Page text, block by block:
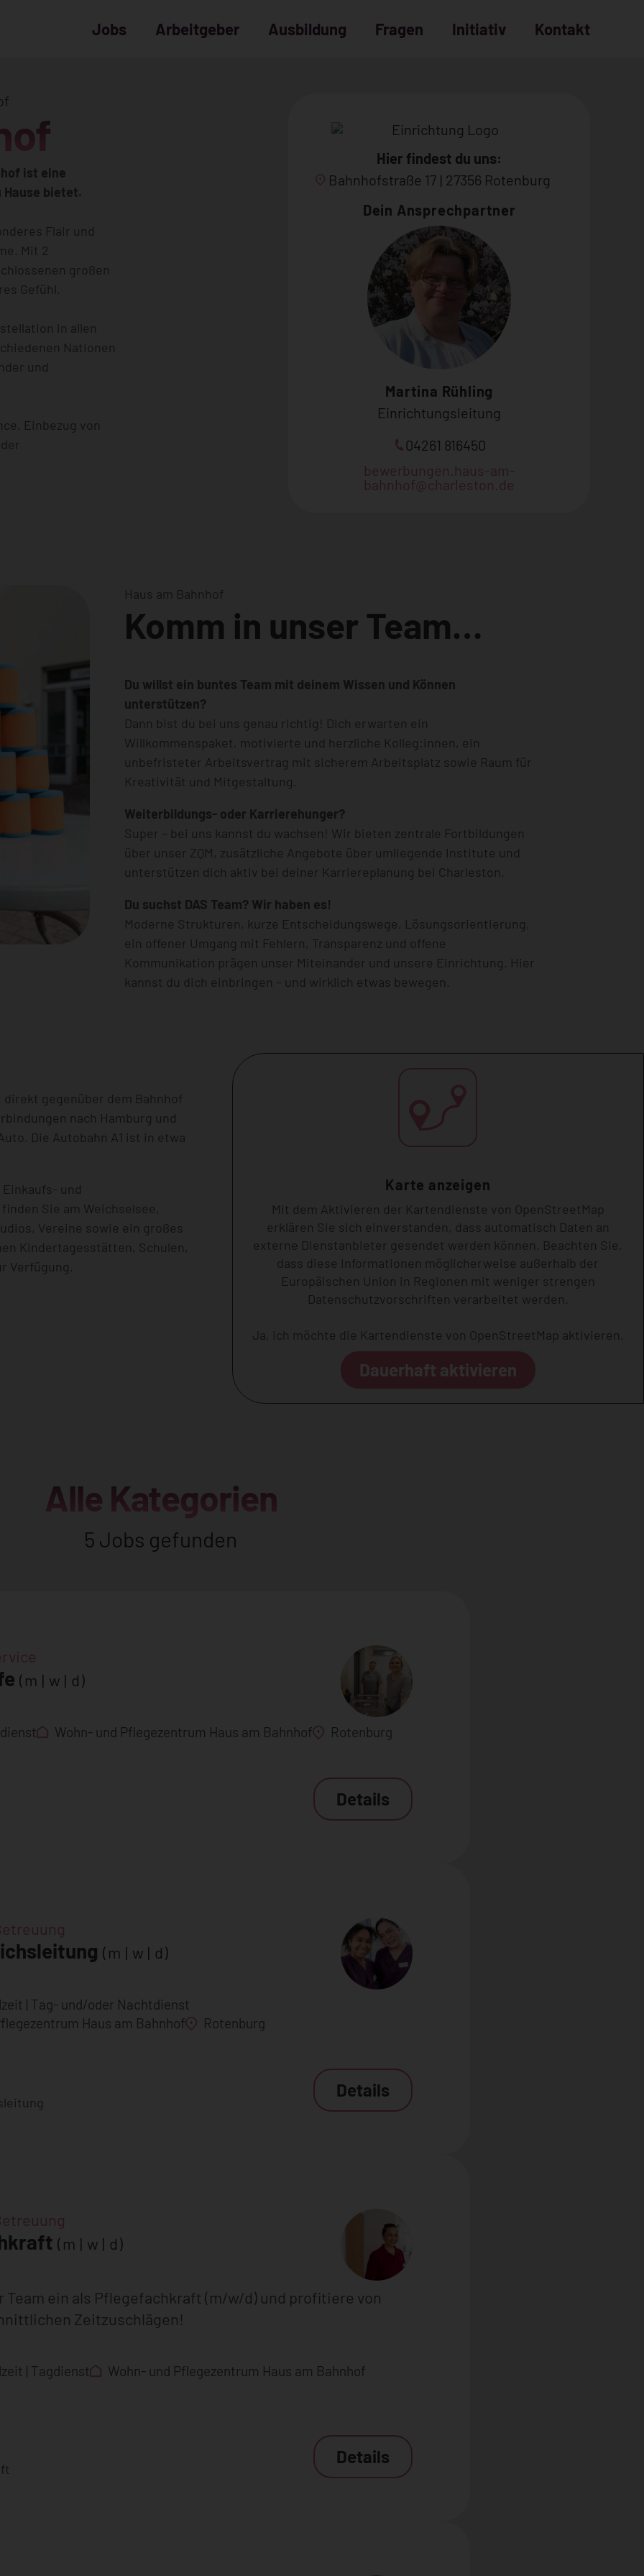
Jobs Arbeitgeber Ausbildung Fragen
häufige Fragen
Initiativ Kontakt
ist eine
bietet.
Flair und
Mit 2
großen
Gefühl.
in allen
Nationen
und
Einbezug von
Hier findest du uns:
Bahnhofstraße 17 | 27356 Rotenburg
Dein Ansprechpartner
Martina Rühling
Einrichtungsleitung
04261 816450
bewerbungen.haus-am-
bahnhof@charleston.de
Haus am Bahnhof
Komm in unser Team…
Du willst ein buntes Team mit deinem Wissen und Können
unterstützen?
Dann bist du bei uns genau richtig! Dich erwarten ein
Willkommenspaket, motivierte und herzliche Kolleg:innen, ein
unbefristeter Arbeitsvertrag mit sicherem Arbeitsplatz sowie Raum für
Kreativität und Mitgestaltung.
Weiterbildungs- oder Karrierehunger?
Super – bei uns kannst du wachsen! Wir bieten zentrale Fortbildungen
über unser ZQM, zusätzliche Angebote über umliegende Institute und
unterstützen dich aktiv bei deiner Karriereplanung bei Charleston.
Du suchst DAS Team? Wir haben es!
Moderne Strukturen, kurze Entscheidungswege, Lösungsorientierung,
ein offener Umgang mit Fehlern, Transparenz und offene
Kommunikation prägen unser Miteinander und unsere Einrichtung. Hier
kannst du dich einbringen – und wirklich etwas bewegen.
gegenüber dem Bahnhof
nach Hamburg und
Die Autobahn A1 ist in etwa
und
Sie am Weichselsee,
Vereine sowie ein großes
Kindertagesstätten, Schulen,
Verfügung.
Karte anzeigen
Mit dem Aktivieren der Kartendienste von OpenStreetMap
erklären Sie sich einverstanden, dass automatisch Daten an
externe Dienstanbieter gesendet werden können. Beachten Sie,
dass diese Informationen möglicherweise außerhalb der
Europäischen Union in Regionen mit weniger strengen
Datenschutzvorschriften verarbeitet werden.
Ja, ich möchte die Kartendienste von OpenStreetMap aktivieren.
Dauerhaft aktivieren
Alle Kategorien
5 Jobs gefunden
(m | w | d)
Wohn- und Pflegezentrum Haus am Bahnhof Rotenburg
Details
(m | w | d)
Tag- und/oder Nachtdienst
Haus am Bahnhof
Rotenburg
Details
(m | w | d)
Team ein als Pflegefachkraft (m/w/d) und profitiere von
Zeitzuschlägen!
Tagdienst Wohn- und Pflegezentrum Haus am Bahnhof
Details